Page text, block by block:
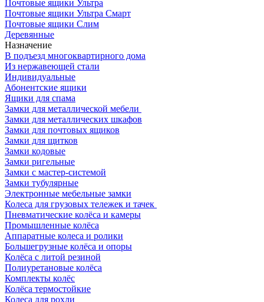
Почтовые ящики Ультра
Почтовые ящики Ультра Смарт
Почтовые ящики Слим
Деревянные
Назначение
В подъезд многоквартирного дома
Из нержавеющей стали
Индивидуальные
Абонентские ящики
Ящики для спама
Замки для металлической мебели
Замки для металлических шкафов
Замки для почтовых ящиков
Замки для щитков
Замки кодовые
Замки ригельные
Замки с мастер-системой
Замки тубулярные
Электронные мебельные замки
Колеса для грузовых тележек и тачек
Пневматические колёса и камеры
Промышленные колёса
Аппаратные колеса и ролики
Большегрузные колёса и опоры
Колёса с литой резиной
Полиуретановые колёса
Комплекты колёс
Колёса термостойкие
Колеса для рохли